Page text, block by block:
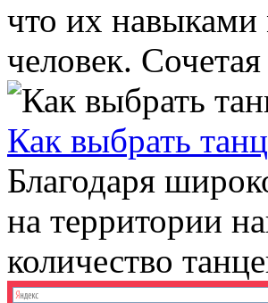
что их
человек.
Как выбрать
Благодаря
на территории
количество